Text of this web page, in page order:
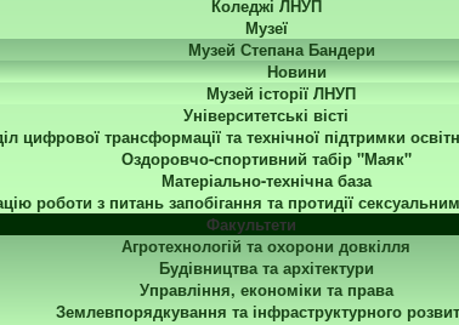
Коледжі ЛНУП
Музеї
Музей Степана Бандери
Новини
Музей історії ЛНУП
Університетські вісті
цифрової трансформації та технічної підтримки
Оздоровчо-спортивний табір "Маяк"
Матеріально-технічна база
роботи з питань запобігання та протидії
Факультети
Агротехнологій та охорони довкілля
Будівництва та архітектури
Управління, економіки та права
Землевпорядкування та інфраструктурного